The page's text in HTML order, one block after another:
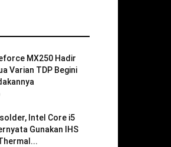
MX250 Hadir
Varian TDP Begini
Intel Core i5
Gunakan IHS